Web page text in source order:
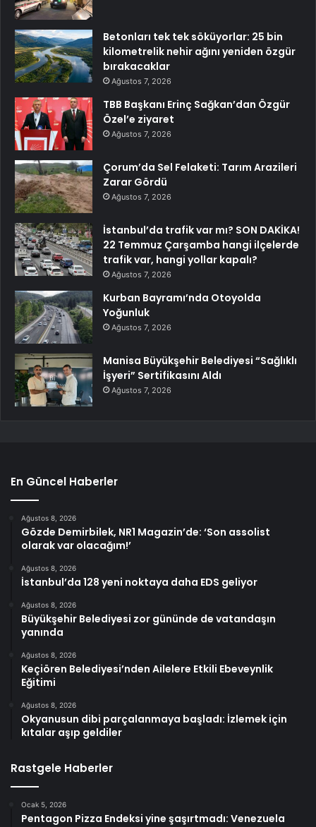
Betonları tek tek söküyorlar: 25 bin
kilometrelik nehir ağını yeniden özgür
bırakacaklar
Ağustos 7, 2026
TBB Başkanı Erinç Sağkan’dan Özgür
Özel’e ziyaret
Ağustos 7, 2026
Çorum’da Sel Felaketi: Tarım Arazileri
Zarar Gördü
Ağustos 7, 2026
İstanbul’da trafik var mı? SON DAKİKA!
22 Temmuz Çarşamba hangi ilçelerde
trafik var, hangi yollar kapalı?
Ağustos 7, 2026
Kurban Bayramı’nda Otoyolda
Yoğunluk
Ağustos 7, 2026
Manisa Büyükşehir Belediyesi “Sağlıklı
İşyeri” Sertifikasını Aldı
Ağustos 7, 2026
En Güncel Haberler
Ağustos 8, 2026
Gözde Demirbilek, NR1 Magazin’de: ‘Son assolist
olarak var olacağım!’
Ağustos 8, 2026
İstanbul’da 128 yeni noktaya daha EDS geliyor
Ağustos 8, 2026
Büyükşehir Belediyesi zor gününde de vatandaşın
yanında
Ağustos 8, 2026
Keçiören Belediyesi’nden Ailelere Etkili Ebeveynlik
Eğitimi
Ağustos 8, 2026
Okyanusun dibi parçalanmaya başladı: İzlemek için
kıtalar aşıp geldiler
Rastgele Haberler
Ocak 5, 2026
Pentagon Pizza Endeksi yine şaşırtmadı: Venezuela